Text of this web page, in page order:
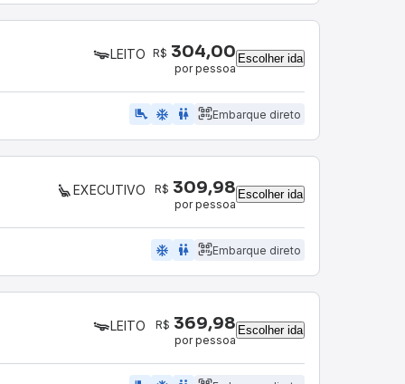
LEITO R$ 304,00
por pessoa
Escolher ida
airline_seat_legroom_extra ac_unit wc Embarque direto
EXECUTIVO R$ 309,98
por pessoa
Escolher ida
ac_unit wc Embarque direto
LEITO R$ 369,98
por pessoa
Escolher ida